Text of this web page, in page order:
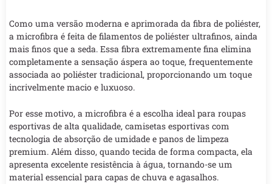
Como uma versão moderna e aprimorada da fibra de poliéster,
a microfibra é feita de filamentos de poliéster ultrafinos, ainda
mais finos que a seda. Essa fibra extremamente fina elimina
completamente a sensação áspera ao toque, frequentemente
associada ao poliéster tradicional, proporcionando um toque
incrivelmente macio e luxuoso.
Por esse motivo, a microfibra é a escolha ideal para roupas
esportivas de alta qualidade, camisetas esportivas com
tecnologia de absorção de umidade e panos de limpeza
premium. Além disso, quando tecida de forma compacta, ela
apresenta excelente resistência à água, tornando-se um
material essencial para capas de chuva e agasalhos.